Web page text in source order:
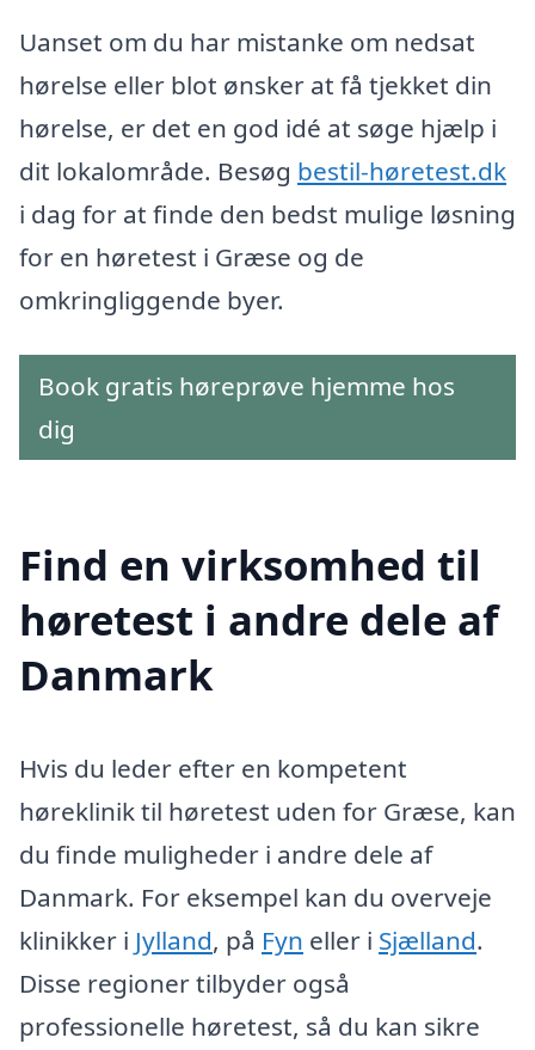
Uanset om du har mistanke om nedsat
hørelse eller blot ønsker at få tjekket din
hørelse, er det en god idé at søge hjælp i
dit lokalområde. Besøg bestil-høretest.dk
i dag for at finde den bedst mulige løsning
for en høretest i Græse og de
omkringliggende byer.
Book gratis høreprøve hjemme hos
dig
Find en virksomhed til
høretest i andre dele af
Danmark
Hvis du leder efter en kompetent
høreklinik til høretest uden for Græse, kan
du finde muligheder i andre dele af
Danmark. For eksempel kan du overveje
klinikker i Jylland, på Fyn eller i Sjælland.
Disse regioner tilbyder også
professionelle høretest, så du kan sikre